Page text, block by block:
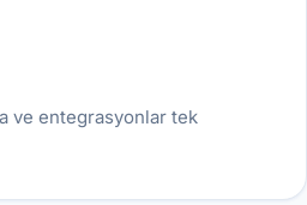
ve entegrasyonlar tek